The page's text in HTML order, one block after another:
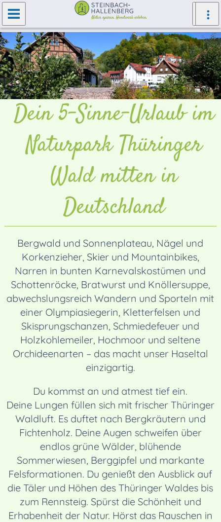
Dein 5-Sinne-Urlaub im
Naturpark Thüringer
Wald mitten in
Deutschland
Bergwald und Sonnenplateau, Nägel und
Korkenzieher, Skier und Mountainbikes,
Narren in bunten Karnevalskostümen und
Schottenröcke, Bratwurst und Knöllersuppe,
abwechslungsreich Wandern und Sporteln mit
einer Olympiasiegerin, Kletterfelsen und
Skisprungschanzen, Schmiedefeuer und
Holzkohlemeiler, Hochmoor und seltene
Orchideenarten – das macht unser Haseltal
einzigartig.
Du kommst an und atmest tief ein.
Deine Lungen füllen sich mit frischer Thüringer
Waldluft. Es duftet nach Bergkräutern und
Fichtenholz. Deine Augen schweifen über
endlos grüne Wälder, blühende
Sommerwiesen, Berggipfel und markante
Felsformationen. Du genießt den Ausblick auf
die Täler und Höhen des Thüringer Waldes bis
zum Rennsteig. Spürst die Schönheit und
Erhabenheit der Natur. Hörst das Rauschen in